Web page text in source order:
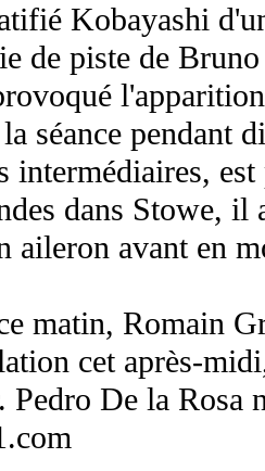
Kobayashi
de piste de
séance pendant
intermédiaires,
dans Stowe, il
aileron avant en
matin, Romain
cet après-
Pedro De la Rosa